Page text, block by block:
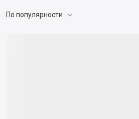
По популярности